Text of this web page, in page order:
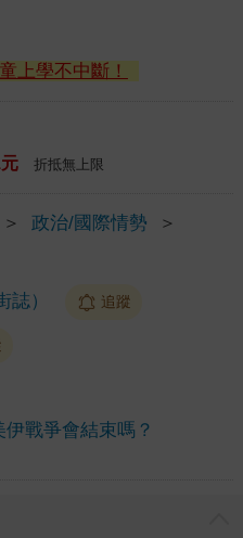
上學不中斷！
折抵無上限
＞ 政治/國際情勢
＞
） 追蹤
戰爭會結束嗎？